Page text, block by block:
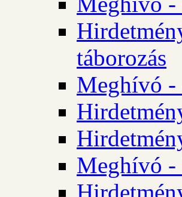
táborozás
Meghívó -
Meghívó -